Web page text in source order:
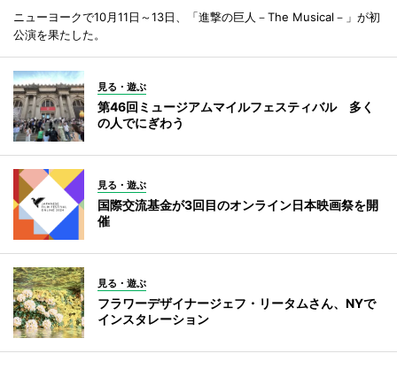
ニューヨークで10月11日～13日、「進撃の巨人－The Musical－」が初
公演を果たした。
見る・遊ぶ
第46回ミュージアムマイルフェスティバル 多く
の人でにぎわう
見る・遊ぶ
国際交流基金が3回目のオンライン日本映画祭を開
催
見る・遊ぶ
フラワーデザイナージェフ・リータムさん、NYで
インスタレーション